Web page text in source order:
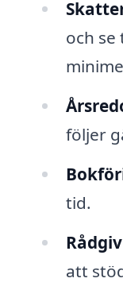
och
följer
tid.
att